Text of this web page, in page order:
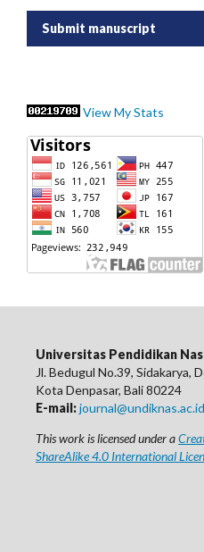
Submit manuscript
View My Stats
Universitas Pendidikan
Jl. Bedugul No.39, Sidakarya,
Kota Denpasar, Bali 80224
E-mail:journal@undiknas.ac.id
This work is licensed under a
ShareAlike 4.0 International